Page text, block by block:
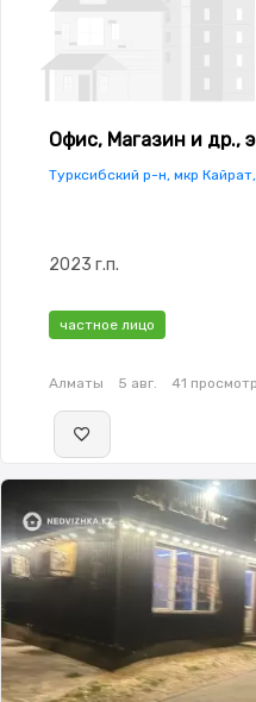
Офис, Магазин и др.,
Турксибский р-н, мкр
2023 г.п.
частное лицо
Алматы 5 авг. 41 просмотр